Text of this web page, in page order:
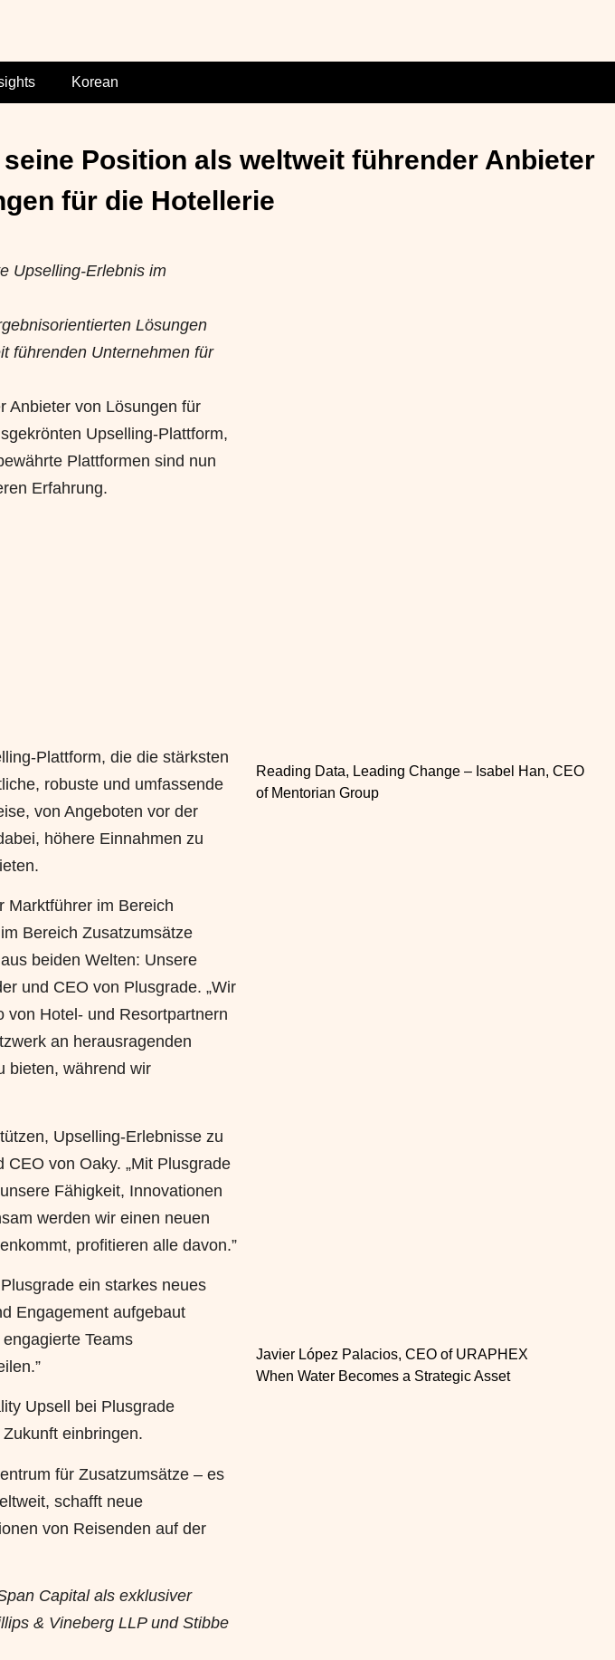
Korean
Position als weltweit führender Anbieter
für die Hotellerie
Upselling-Erlebnis im
Lösungen
führenden Unternehmen für
Anbieter von Lösungen für
Upselling-Plattform,
Plattformen sind nun
Erfahrung.
Plattform, die die stärksten
robuste und umfassende
von Angeboten vor der
höhere Einnahmen zu
Marktführer im Bereich
Bereich Zusatzumsätze
beiden Welten: Unsere
und CEO von Plusgrade. „Wir
von Hotel- und Resortpartnern
an herausragenden
bieten, während wir
Upselling-Erlebnisse zu
von Oaky. „Mit Plusgrade
Fähigkeit, Innovationen
werden wir einen neuen
profitieren alle davon.”
ein starkes neues
Engagement aufgebaut
Teams
Upsell bei Plusgrade
einbringen.
für Zusatzumsätze – es
schafft neue
von Reisenden auf der
Capital als exklusiver
& Vineberg LLP und Stibbe
Reading Data, Leading Change – Isabel Han, CEO
of Mentorian Group
Javier López Palacios, CEO of URAPHEX
When Water Becomes a Strategic Asset